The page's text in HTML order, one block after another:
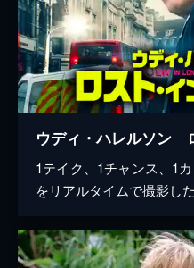
ウディ・ハレルソン
1テイク、1チャンス、1
をリアルタイムで撮影し